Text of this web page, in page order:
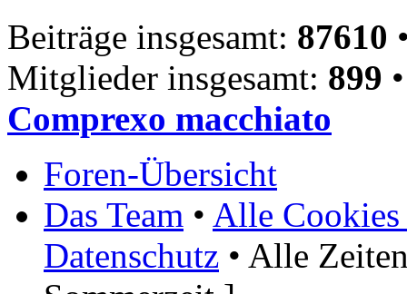
Beiträge insgesamt: 87610
Mitglieder insgesamt: 899
Comprexo macchiato
Foren-Übersicht
Das Team • Alle Cookies
Datenschutz • Alle